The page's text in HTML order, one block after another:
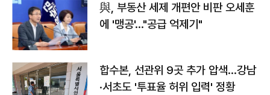
與, 부동산 세제 개편안 비판 오세훈
에 '맹공'…"공급 억제기"
합수본, 선관위 9곳 추가 압색…강남
·서초도 '투표율 허위 입력' 정황